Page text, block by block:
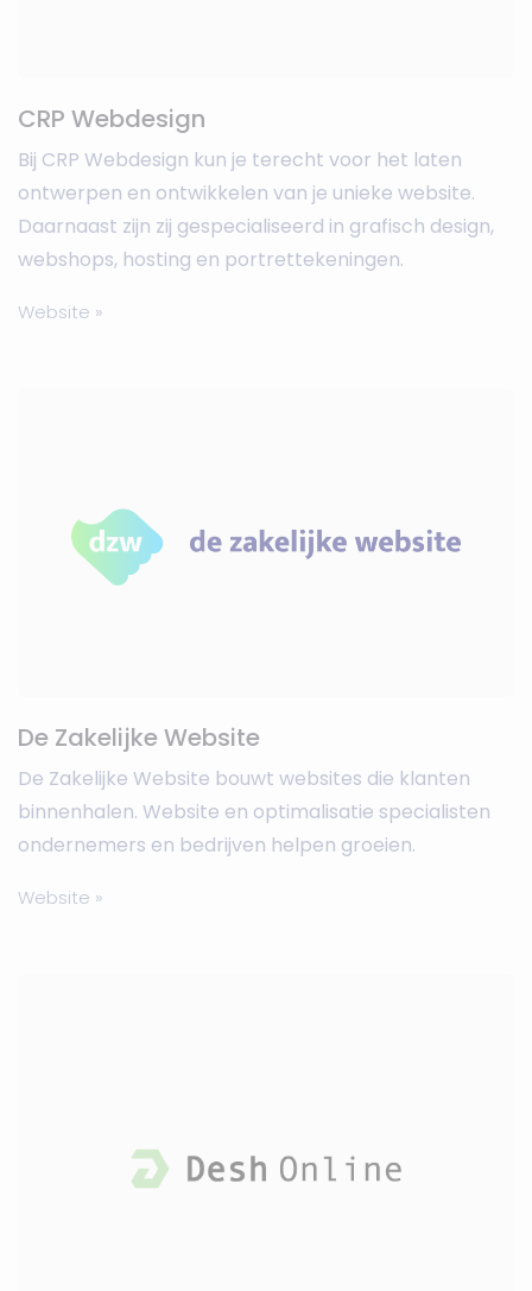
CRP Webdesign
Bij CRP Webdesign kun je terecht voor het laten
ontwerpen en ontwikkelen van je unieke website.
Daarnaast zijn zij gespecialiseerd in grafisch design,
webshops, hosting en portrettekeningen.
Website »
De Zakelijke Website
De Zakelijke Website bouwt websites die klanten
binnenhalen. Website en optimalisatie specialisten
ondernemers en bedrijven helpen groeien.
Website »